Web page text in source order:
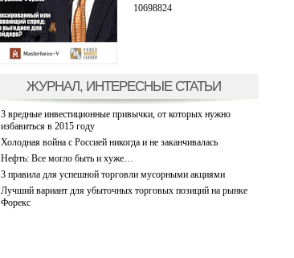
10698824
ЖУРНАЛ, ИНТЕРЕСНЫЕ СТАТЬИ
3 вредные инвестиционные привычки, от которых нужно
избавиться в 2015 году
Холодная война с Россией никогда и не заканчивалась
Нефть: Все могло быть и хуже…
3 правила для успешной торговли мусорными акциями
Лучший вариант для убыточных торговых позиций на рынке
Форекс